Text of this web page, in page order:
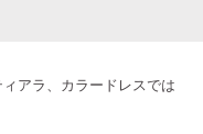
アラ、カラードレスでは